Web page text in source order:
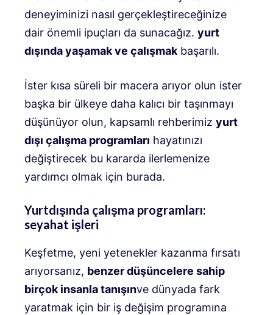
deneyiminizi nasıl gerçekleştireceğinize
dair önemli ipuçları da sunacağız. yurt
dışında yaşamak ve çalışmakbaşarılı.
İster kısa süreli bir macera arıyor olun ister
başka bir ülkeye daha kalıcı bir taşınmayı
düşünüyor olun, kapsamlı rehberimiz yurt
dışı çalışma programları hayatınızı
değiştirecek bu kararda ilerlemenize
yardımcı olmak için burada.
Yurtdışında çalışma programları:
seyahat işleri
Keşfetme, yeni yetenekler kazanma fırsatı
arıyorsanız, benzer düşüncelere sahip
birçok insanla tanışınve dünyada fark
yaratmak için bir iş değişim programına